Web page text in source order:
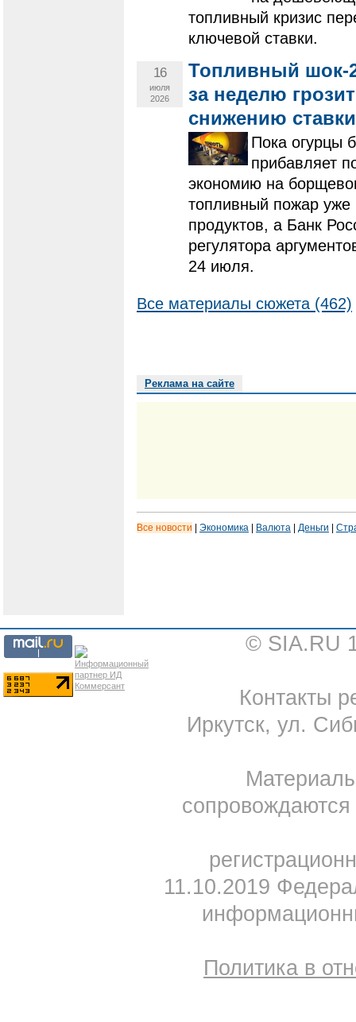
топливный кризис
ключевой ставки.
16
июля
2026
Топливный шок-
за неделю
снижению ставки
Пока огурцы
прибавляет
экономию на
топливный пожар уже
продуктов, а Банк
регулятора
24 июля.
Все материалы сюжета (462)
Реклама на сайте
Все новости | Экономика | Валюта | Деньги |
© SIA.RU
Контакты
Иркутск, ул.
11.10.2019
Политика в